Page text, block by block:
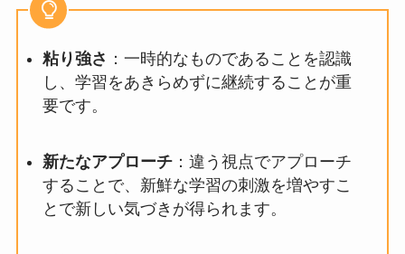
粘り強さ ：一時的なものであることを認識
し、学習をあきらめずに継続することが重
要です。
新たなアプローチ：違う視点でアプローチ
することで、新鮮な学習の刺激を増やすこ
とで新しい気づきが得られます。